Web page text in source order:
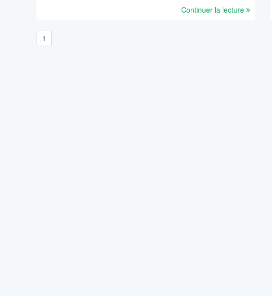
Continuer la lecture
1